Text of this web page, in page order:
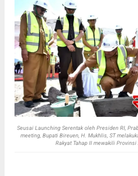
Seusai Launching Serentak oleh Presiden RI,
meeting, Bupati Bireuen, H. Mukhlis, ST
Rakyat Tahap II mewakili